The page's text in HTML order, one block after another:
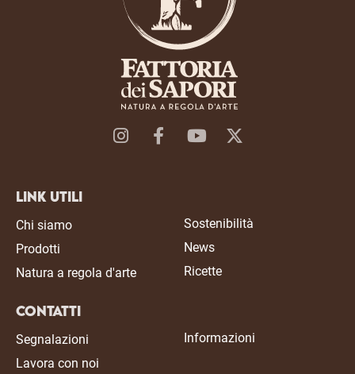
Link Utili
Chi siamo
Prodotti
Natura a regola d'arte
Sostenibilità
News
Ricette
Contatti
Segnalazioni
Lavora con noi
Informazioni